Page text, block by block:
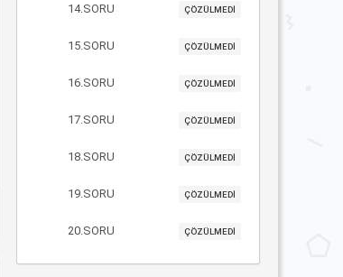
14.SORU ÇÖZÜLMEDİ
15.SORU ÇÖZÜLMEDİ
16.SORU ÇÖZÜLMEDİ
17.SORU ÇÖZÜLMEDİ
18.SORU ÇÖZÜLMEDİ
19.SORU ÇÖZÜLMEDİ
20.SORU ÇÖZÜLMEDİ